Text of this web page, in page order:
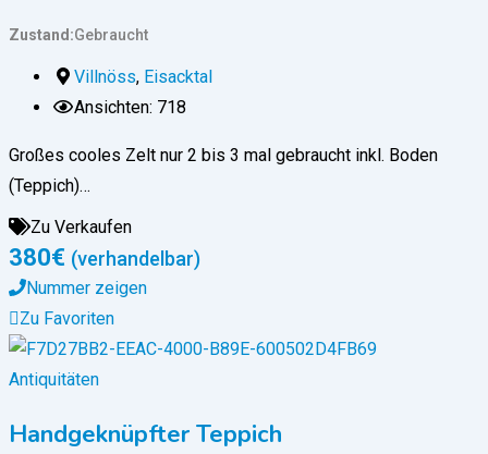
Zustand Gebraucht
Villnöss, Eisacktal
Ansichten: 718
Großes cooles Zelt nur 2 bis 3 mal gebraucht inkl. Boden
(Teppich)…
Zu Verkaufen
380€ (verhandelbar)
Nummer zeigen
Zu Favoriten
Antiquitäten
Handgeknüpfter Teppich